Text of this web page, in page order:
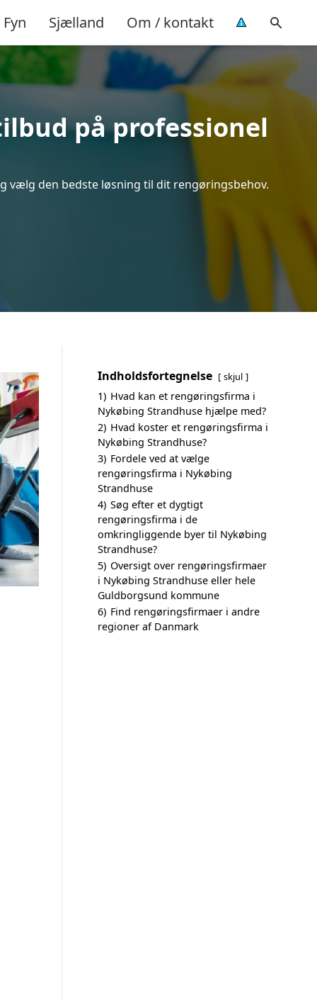
Fyn Sjælland Om / kontakt
på professionel
vælg den bedste løsning til dit rengøringsbehov.
Indholdsfortegnelse skjul
1) Hvad kan et rengøringsfirma i
Nykøbing Strandhuse hjælpe med?
2) Hvad koster et rengøringsfirma i
Nykøbing Strandhuse?
3) Fordele ved at vælge
rengøringsfirma i Nykøbing
Strandhuse
4) Søg efter et dygtigt
rengøringsfirma i de
omkringliggende byer til Nykøbing
Strandhuse?
5) Oversigt over rengøringsfirmaer
i Nykøbing Strandhuse eller hele
Guldborgsund kommune
6) Find rengøringsfirmaer i andre
regioner af Danmark